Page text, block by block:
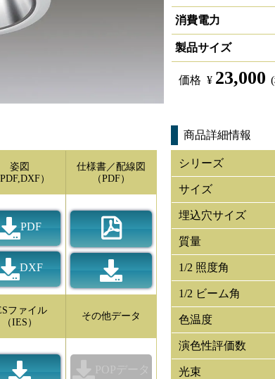
消費電力
製品サイズ
価格 ¥ 23,000
姿図
PDF,DXF）
PDF
DXF
仕様書／配線図
（PDF）
ファイル
（IES）
その他データ
POPデータ
商品詳細情報
シリーズ
サイズ
埋込穴サイズ
質量
1/2 照度角
1/2 ビーム角
色温度
演色性評価数
光束